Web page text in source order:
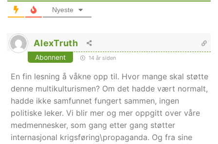
Nyeste
AlexTruth
Abonnent 14 år siden
En fin lesning å våkne opp til. Hvor mange skal støtte
denne multikulturismen? Om det hadde vært normalt,
hadde ikke samfunnet fungert sammen, ingen
politiske leker. Vi blir mer og mer oppgitt over våre
medmennesker, som gang etter gang støtter
internasjonal krigsføring\propaganda. Og fra sine